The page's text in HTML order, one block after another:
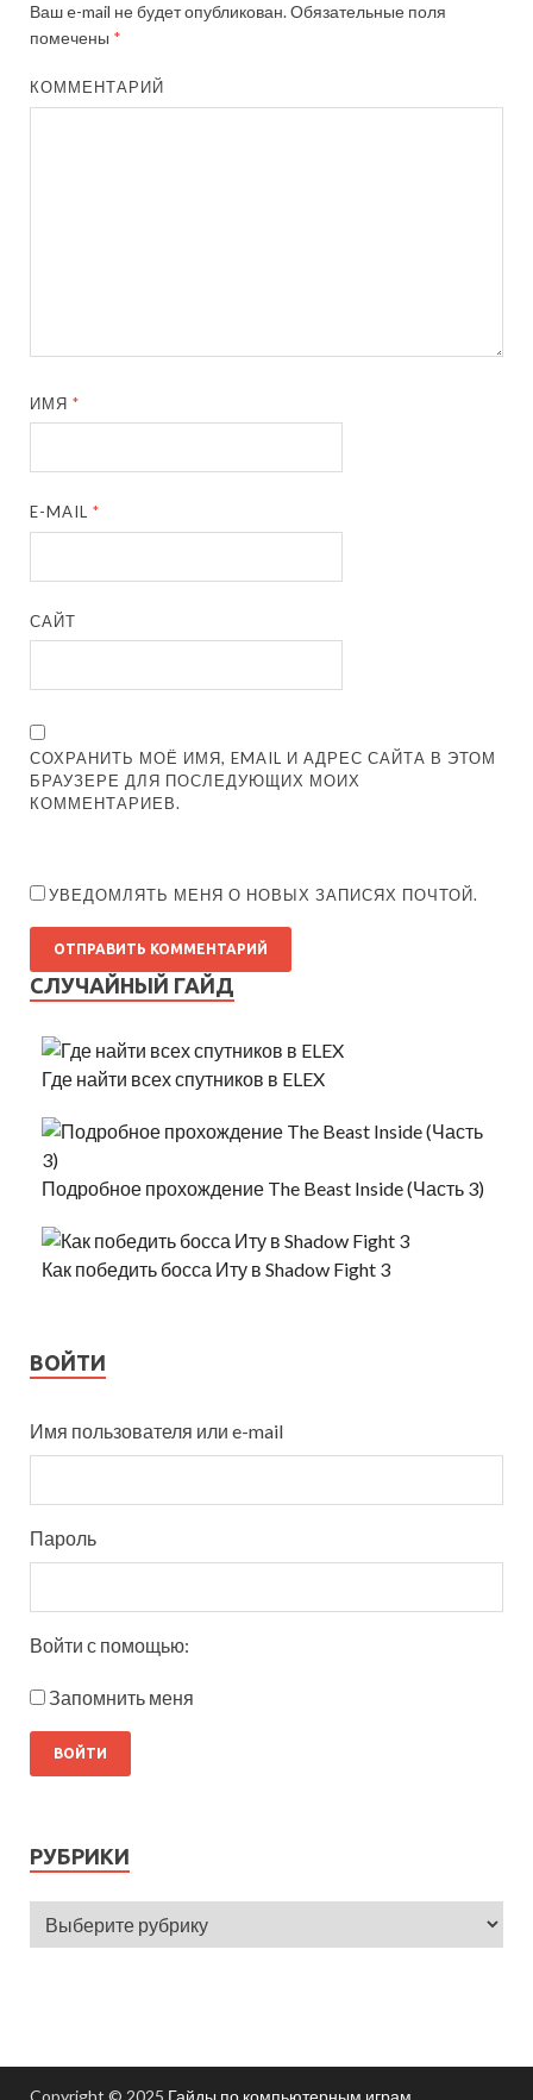
Ваш e-mail не будет опубликован.Обязательные поля
помечены *
КОММЕНТАРИЙ
ИМЯ*
E-MAIL*
САЙТ
СОХРАНИТЬ МОЁ ИМЯ, EMAIL И АДРЕС САЙТА В ЭТОМ
БРАУЗЕРЕ ДЛЯ ПОСЛЕДУЮЩИХ МОИХ
КОММЕНТАРИЕВ.
УВЕДОМЛЯТЬ МЕНЯ О НОВЫХ ЗАПИСЯХ ПОЧТОЙ.
СЛУЧАЙНЫЙ ГАЙД
Где найти всех спутников в ELEX
Подробное прохождение The Beast Inside (Часть 3)
Как победить босса Иту в Shadow Fight 3
ВОЙТИ
Имя пользователя или e-mail
Пароль
Войти с помощью:
Запомнить меня
РУБРИКИ